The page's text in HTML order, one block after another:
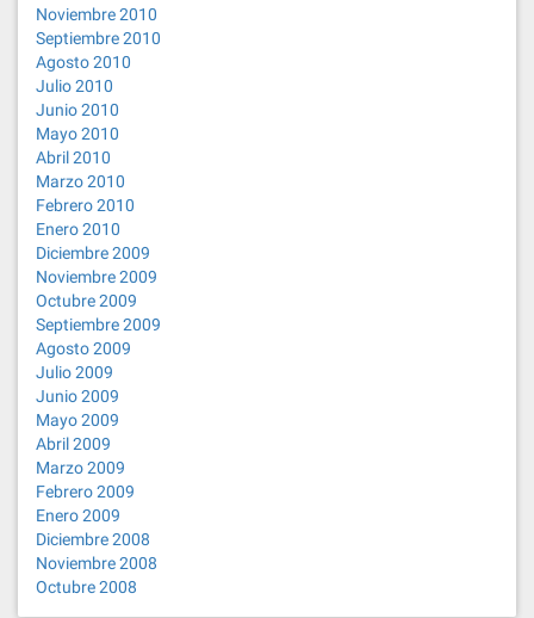
Noviembre 2010
Septiembre 2010
Agosto 2010
Julio 2010
Junio 2010
Mayo 2010
Abril 2010
Marzo 2010
Febrero 2010
Enero 2010
Diciembre 2009
Noviembre 2009
Octubre 2009
Septiembre 2009
Agosto 2009
Julio 2009
Junio 2009
Mayo 2009
Abril 2009
Marzo 2009
Febrero 2009
Enero 2009
Diciembre 2008
Noviembre 2008
Octubre 2008